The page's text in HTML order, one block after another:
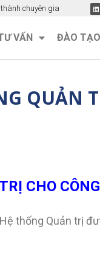
chuyên gia
VẤN ĐÀO TẠO
QUẢN
CHO
thống Quản trị